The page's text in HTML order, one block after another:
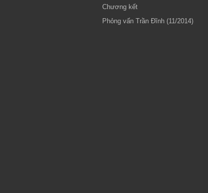
Chương kết
Phỏng vấn Trần Đĩnh (11/2014)